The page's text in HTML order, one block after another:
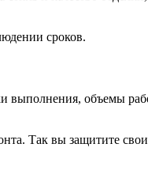
сроков.
выполнения, объемы
Так вы защитите